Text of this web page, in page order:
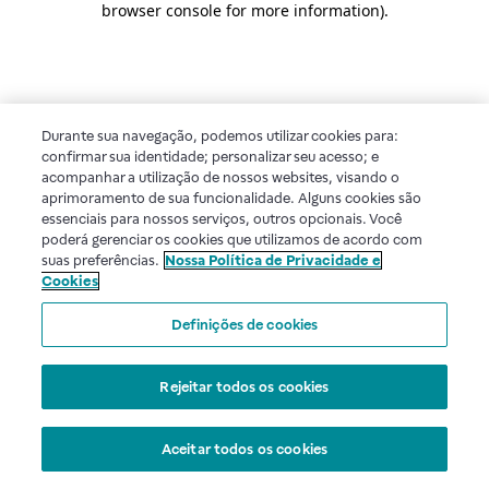
browser console for more information).
Durante sua navegação, podemos utilizar cookies para:
confirmar sua identidade; personalizar seu acesso; e
acompanhar a utilização de nossos websites, visando o
aprimoramento de sua funcionalidade. Alguns cookies são
essenciais para nossos serviços, outros opcionais. Você
poderá gerenciar os cookies que utilizamos de acordo com
suas preferências. Nossa Política de Privacidade e
Cookies
Definições de cookies
Rejeitar todos os cookies
Aceitar todos os cookies